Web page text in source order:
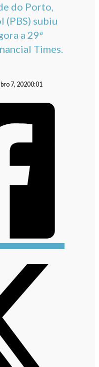
do Porto,
(PBS) subiu
a 29ª
Times.
7, 20200:01